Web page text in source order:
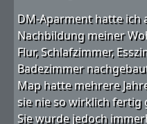
DM-Aparment hatte ich
Nachbildung meiner
Flur, Schlafzimmer,
Badezimmer
Map hatte mehrere
sie nie so wirklich fertig
Sie wurde jedoch